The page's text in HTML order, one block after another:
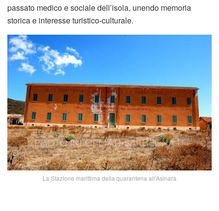
passato medico e sociale dell’isola, unendo memoria
storica e interesse turistico-culturale.
La Stazione marittima della quarantena all’Asinara